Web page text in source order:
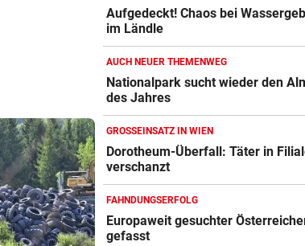
Nur noch Skandale: Was ist
beim ORF?
BALMORAL MUSS WARTEN!
Charles urlaubt zuerst im
Spukschloss seiner Oma!
Aufgedeckt! Chaos bei
im Ländle
AUCH NEUER THEMENWEG
Nationalpark sucht wieder den
des Jahres
GROSSEINSATZ IN WIEN
Dorotheum-Überfall: Täter in
verschanzt
FAHNDUNGSERFOLG
Europaweit gesuchter
gefasst